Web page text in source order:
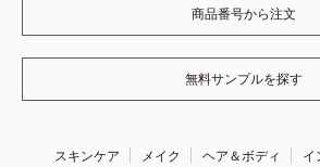
商品番号から注文
無料サンプルを探す
スキンケア メイク ヘア＆ボディ
イ